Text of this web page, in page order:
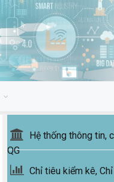
Hệ thống thông tin,
QG
Chỉ tiêu kiểm kê,